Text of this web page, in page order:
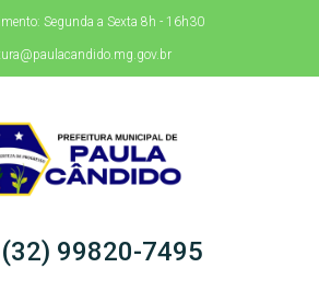
Segunda a Sexta 8h - 16h30
(32) 99820-7495